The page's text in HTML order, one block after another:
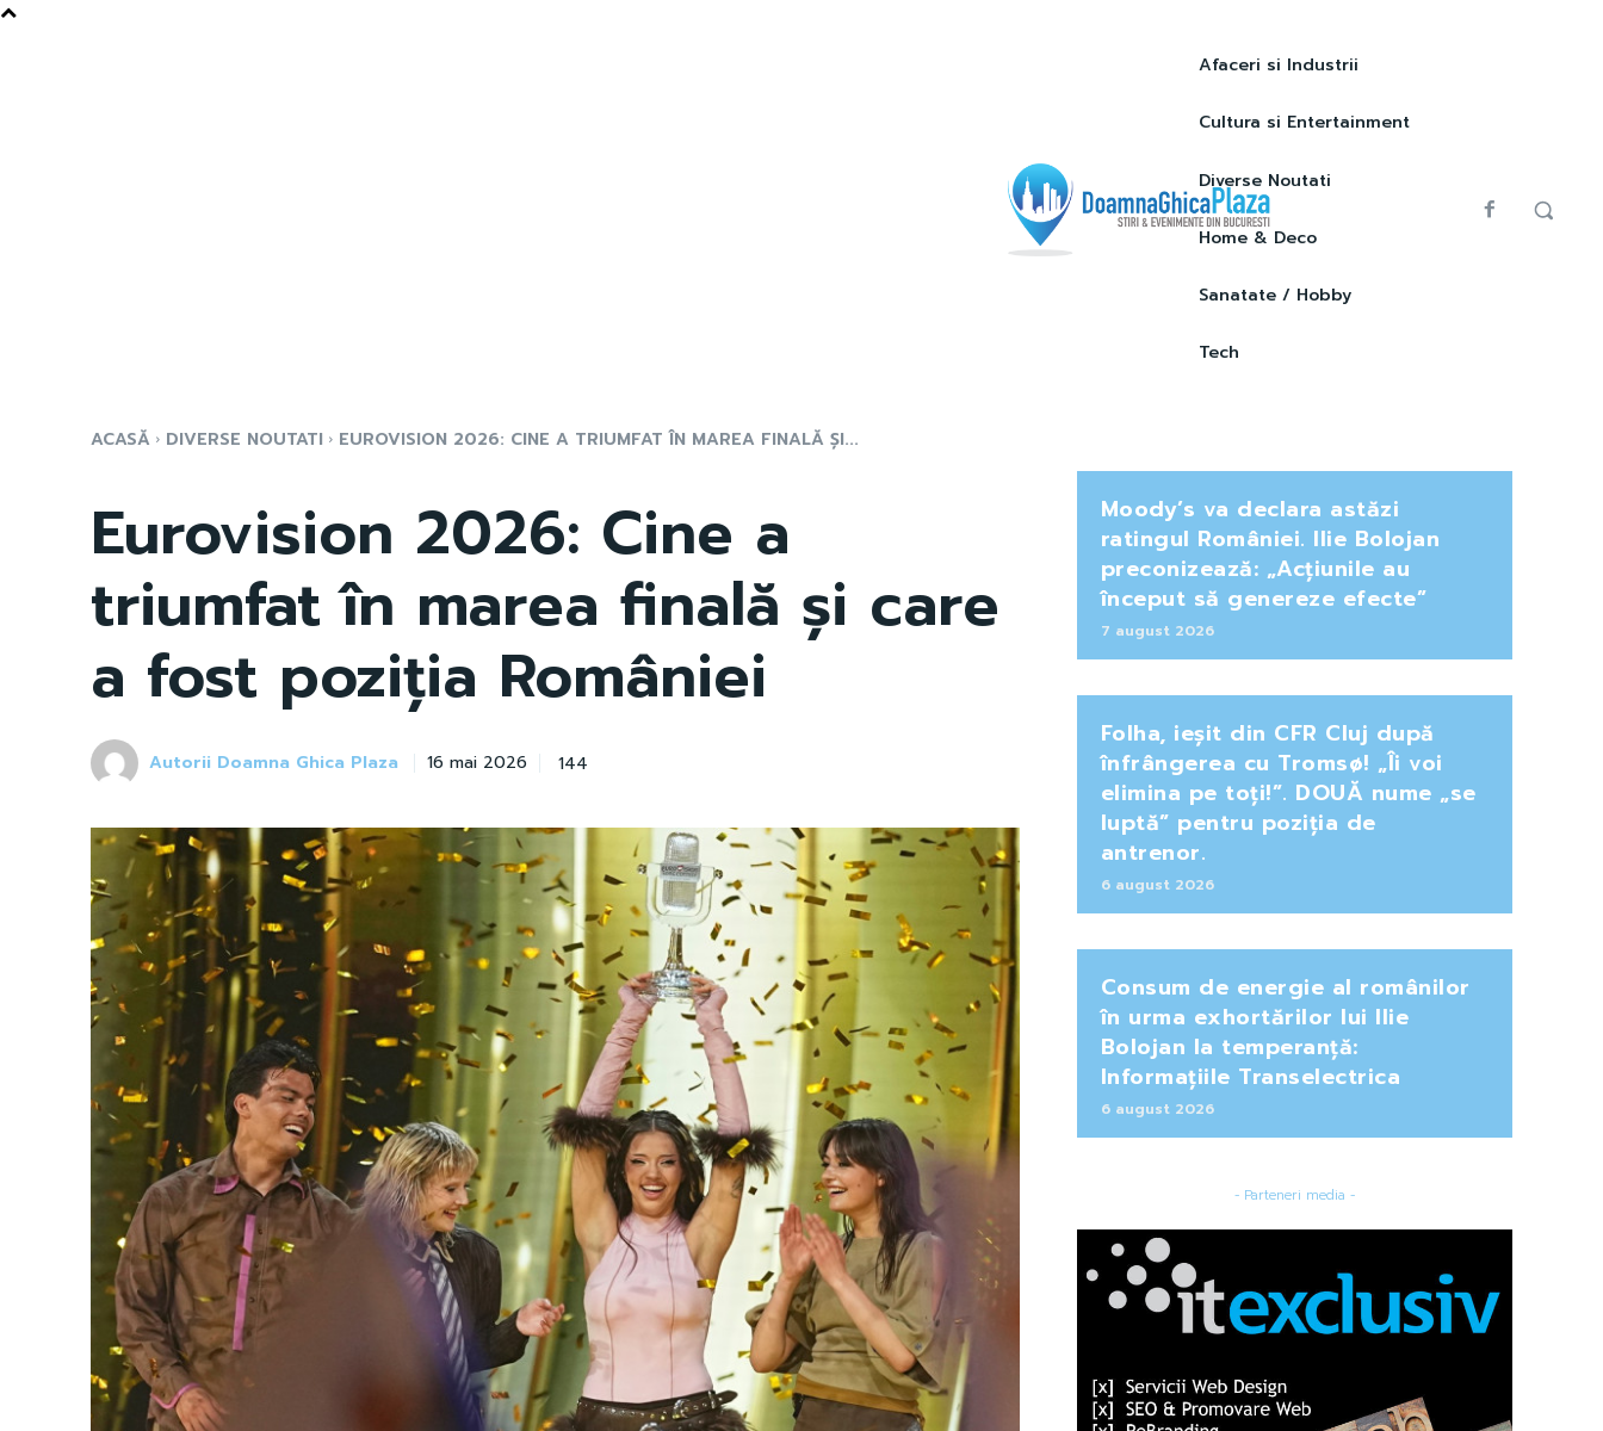
Afaceri si Industrii
Cultura si Entertainment
Diverse Noutati
Home & Deco
Sanatate / Hobby
Tech
ACASĂ DIVERSE NOUTATI EUROVISION 2026: CINE A TRIUMFAT ÎN MAREA FINALĂ ȘI...
Eurovision 2026: Cine a
triumfat în marea finală și care
a fost poziția României
Autorii Doamna Ghica Plaza 16 mai 2026 144
Moody’s va declara astăzi
ratingul României. Ilie Bolojan
preconizează: „Acțiunile au
început să genereze efecte”
7 august 2026
Folha, ieșit din CFR Cluj după
înfrângerea cu Tromsø! „Îi voi
elimina pe toți!”. DOUĂ nume „se
luptă” pentru poziția de
antrenor.
6 august 2026
Consum de energie al românilor
în urma exhortărilor lui Ilie
Bolojan la temperanță:
Informațiile Transelectrica
6 august 2026
- Parteneri media -